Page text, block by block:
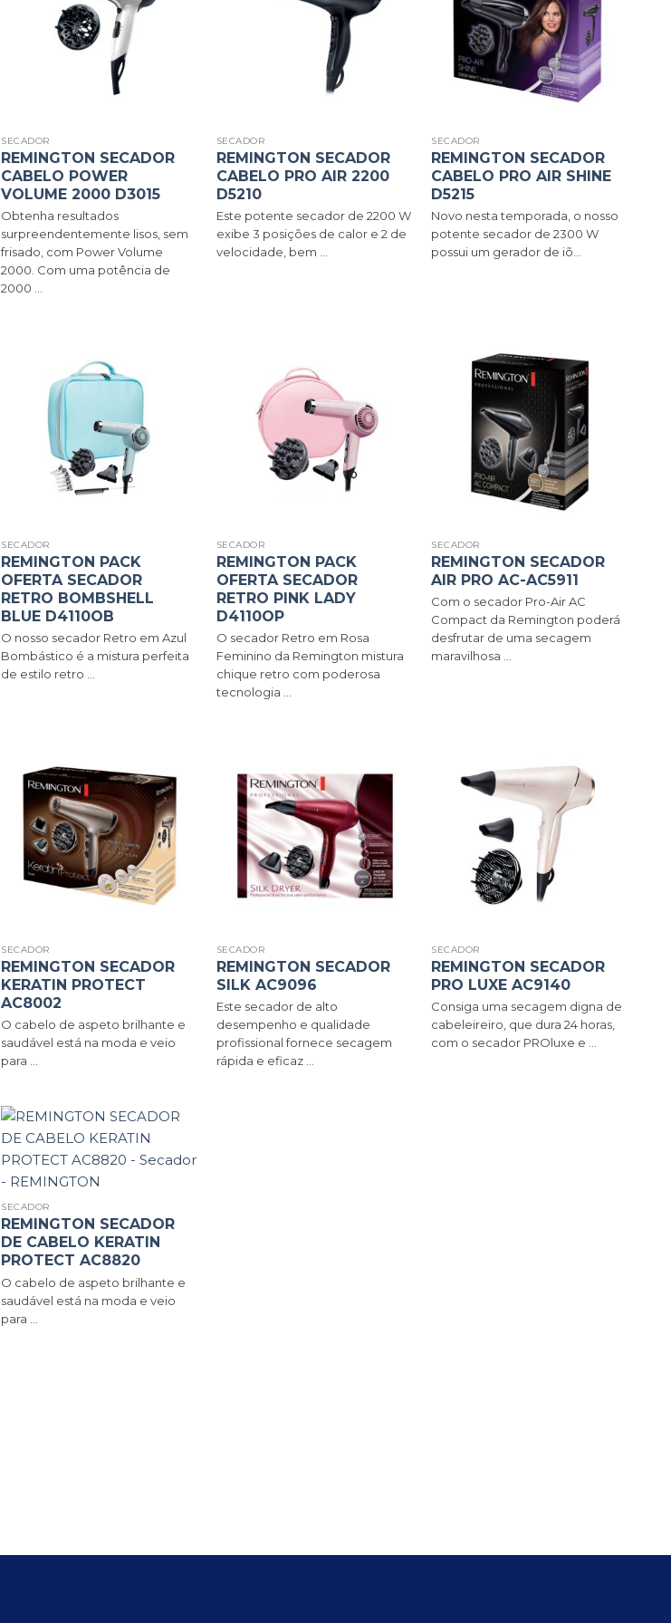
SECADOR
REMINGTON SECADOR
CABELO POWER
VOLUME 2000 D3015
Obtenha resultados
surpreendentemente lisos, sem
frisado, com Power Volume
2000. Com uma potência de
2000 ...
SECADOR
REMINGTON SECADOR
CABELO PRO AIR 2200
D5210
Este potente secador de 2200 W
exibe 3 posições de calor e 2 de
velocidade, bem ...
SECADOR
REMINGTON SECADOR
CABELO PRO AIR SHINE
D5215
Novo nesta temporada, o nosso
potente secador de 2300 W
possui um gerador de iõ...
SECADOR
REMINGTON PACK
OFERTA SECADOR
RETRO BOMBSHELL
BLUE D4110OB
O nosso secador Retro em Azul
Bombástico é a mistura perfeita
de estilo retro ...
SECADOR
REMINGTON PACK
OFERTA SECADOR
RETRO PINK LADY
D4110OP
O secador Retro em Rosa
Feminino da Remington mistura
chique retro com poderosa
tecnologia ...
SECADOR
REMINGTON SECADOR
AIR PRO AC-AC5911
Com o secador Pro-Air AC
Compact da Remington poderá
desfrutar de uma secagem
maravilhosa ...
SECADOR
REMINGTON SECADOR
KERATIN PROTECT
AC8002
O cabelo de aspeto brilhante e
saudável está na moda e veio
para ...
SECADOR
REMINGTON SECADOR
SILK AC9096
Este secador de alto
desempenho e qualidade
profissional fornece secagem
rápida e eficaz ...
SECADOR
REMINGTON SECADOR
PRO LUXE AC9140
Consiga uma secagem digna de
cabeleireiro, que dura 24 horas,
com o secador PROluxe e ...
SECADOR
REMINGTON SECADOR
DE CABELO KERATIN
PROTECT AC8820
O cabelo de aspeto brilhante e
saudável está na moda e veio
para ...